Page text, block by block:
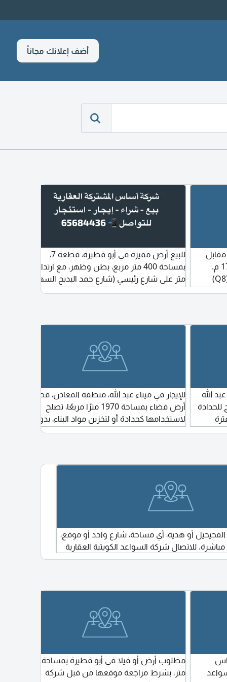
أضف إعلانك مجاناً
الخدمات. المساحة: 425 م². الواجهة: 17 م.
للبيع أرض مميزة في أبو فطيرة، قطعة 7،
متر على شارع رئيسي (شارع حمد البديح السهلي)،
مقابل مبارك منطقة الكبير. مدخل ومخرج سهل،
الله
تصلح للحدادة
للإيجار في ميناء عبد الله، منطقة المعادن، قطعة
أرض فضاء بمساحة 1970 مترًا مربعًا، تصلح
لاستخدامها كحدادة أو لتخزين مواد البناء، بدون
كهرباء.
أو هدية، أي مساحة، شارع واحد أو موقع،
للاتصال شركة السواعد الكويتية العقارية
متر، بشرط مراجعة موقعها من قبل شركة